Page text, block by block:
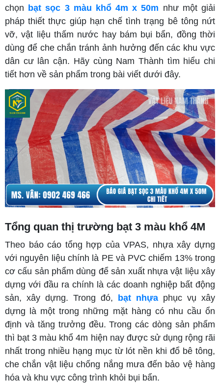
chọn bạt sọc 3 màu khổ 4m x 50m như một giải
pháp thiết thực giúp hạn chế tình trạng bê tông nứt
vỡ, vật liệu thấm nước hay bám bụi bẩn, đồng thời
dùng để che chắn tránh ảnh hưởng đến các khu vực
dân cư lân cận. Hãy cùng Nam Thành tìm hiểu chi
tiết hơn về sản phẩm trong bài viết dưới đây.
Tổng quan thị trường bạt 3 màu khổ 4M
Theo báo cáo tổng hợp của VPAS, nhựa xây dựng
với nguyên liệu chính là PE và PVC chiếm 13% trong
cơ cấu sản phẩm dùng để sản xuất nhựa vật liệu xây
dựng với đầu ra chính là các doanh nghiệp bất động
sản, xây dựng. Trong đó, bạt nhựa phục vụ xây
dựng là một trong những mặt hàng có nhu cầu ổn
định và tăng trưởng đều. Trong các dòng sản phẩm
thì bạt 3 màu khổ 4m hiện nay được sử dụng rộng rãi
nhất trong nhiều hạng mục từ lót nền khi đổ bê tông,
che chắn vật liệu chống nắng mưa đến bảo vệ hàng
hóa và khu vực công trình khỏi bụi bẩn.